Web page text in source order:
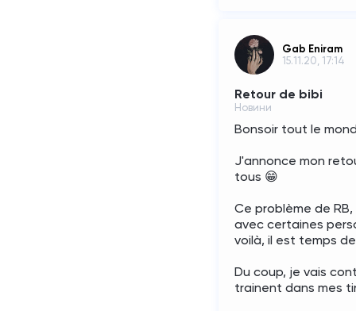
Gab Eniram
15.11.20, 17:14
Retour de bibi
Новини
Bonsoir tout le
J'annonce mon
tous 😁
Ce problème de
avec certaines
voilà, il est temps
Du coup, je vais
trainent dans mes